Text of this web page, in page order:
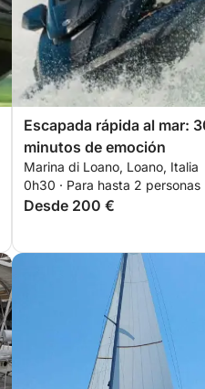
Escapada rápida al mar:
minutos de emoción
Marina di Loano, Loano, Italia
0h30 · Para hasta 2 personas
Desde 200 €